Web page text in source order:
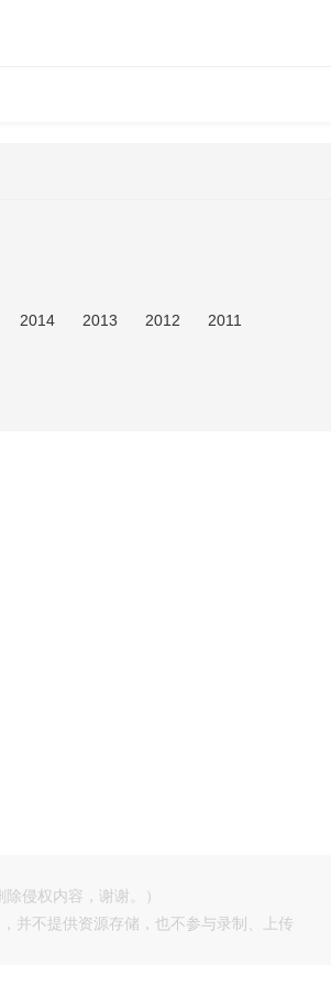
2014 2013 2012 2011
侵权内容，谢谢。）
并不提供资源存储，也不参与录制、上传